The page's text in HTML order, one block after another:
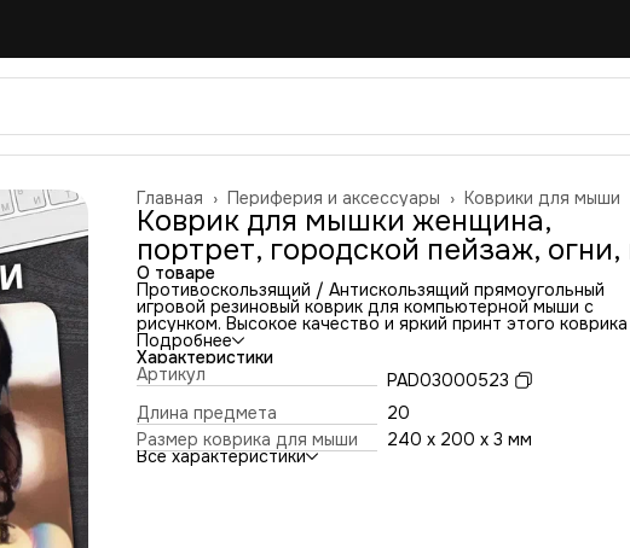
Коврики для мыши
Периферия и аксессуары ›
Главная ›
Коврик для мышки женщина,
портрет, городской пейзаж, огни,
О товаре
Противоскользящий / Антискользящий прямоугольный
игровой резиновый коврик для компьютерной мыши с
рисунком. Высокое качество и яркий принт этого коврика
оставит никого равнодушным. Повышенная
и лучшее соотношение цена/качество. Коврик подходит
всех типов мышей: оптических и лазерных с любой
чувствительностью и любым типом сенсора. Гладкая
тканевая поверхность обеспечивает полный контроль над
движениями компьютерной мышки. Нескользящее
из чёрной вспененной резины. Не очень большой и не
маленький, идеального размера коврик, надёжно
Подробнее
Характеристики
Артикул
PAD03000523
Длина предмета
20
Размер коврика для мыши
240 x 200 x 3 мм
Все характеристики